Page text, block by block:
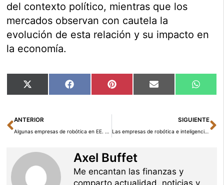
del contexto político, mientras que los
mercados observan con cautela la
evolución de esta relación y su impacto en
la economía.
Compartir
en
X
(Twitter)
Compartir
en
Facebook Compartir
en
Pinterest Compartir
en
Email
en
Ant
ANTERIOR
Algunas empresas de robótica en EE. UU.: oportunidades de inversión en tecnología avanzada
SIGUIENTE
Las empresas de robótica e inteligencia artificial en EE. UU. siguen liderando el mercado: un vistazo a las principales acciones
Axel Buffet
Me encantan las finanzas y
comparto actualidad, noticias y